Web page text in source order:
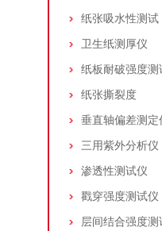
纸张吸水性测试
卫生纸测厚仪
纸板耐破强度测
纸张撕裂度
垂直轴偏差测定
三用紫外分析仪
渗透性测试仪
戳穿强度测试仪
层间结合强度测